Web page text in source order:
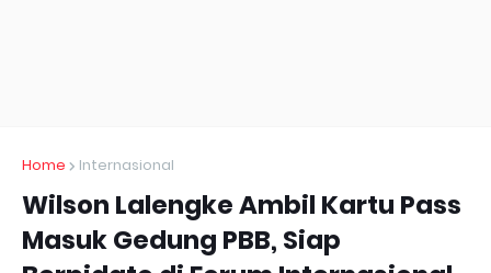
Home Internasional
Wilson Lalengke Ambil Kartu Pass
Masuk Gedung PBB, Siap